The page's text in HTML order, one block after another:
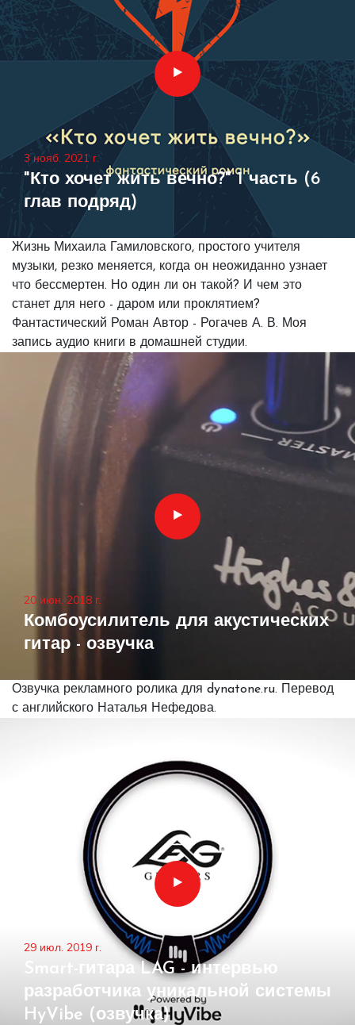
3 нояб. 2021 г.
"Кто хочет жить вечно?" 1 часть (6
глав подряд)
Жизнь Михаила Гамиловского, простого учителя
музыки, резко меняется, когда он неожиданно узнает
что бессмертен. Но один ли он такой? И чем это
станет для него - даром или проклятием?
Фантастический Роман Автор - Рогачев А. В. Моя
запись аудио книги в домашней студии.
20 июн. 2018 г.
Комбоусилитель для акустических
гитар - озвучка
Озвучка рекламного ролика для dynatone.ru. Перевод
с английского Наталья Нефедова.
29 июл. 2019 г.
Smart-гитара LAG - интервью
разработчика уникальной системы
HyVibe (озвучка)